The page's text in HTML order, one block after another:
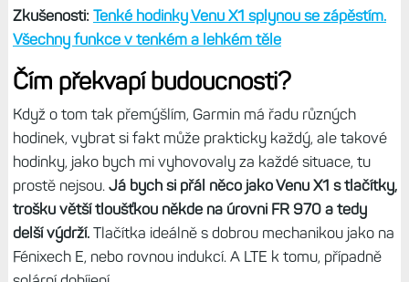
tlustší, těžší a dražší hodinky lepší?
A pak jsou tuVenu X1, což je pro mě naprostý vrchol
nositelnosti, navíc s luxusním 2" displejem,který se Garmin
postupně učí využívat - viz nedávné zvětšení osmi
datových polí v aktivitě. Jenže absence tlačítek je v
určitých situacích (sporty, zima, rukavice) prostě
překážkou a výdrž je také slabší. Mám je opravdu rád, na
ruce o nic vůbec nevím, dobře se s nim spí atd. a v
poslední době jsou to moje nejvíce nošené hodinky.
Zkušenosti: Tenké hodinky Venu X1 splynou se zápěstím.
Všechny funkce v tenkém a lehkém těle